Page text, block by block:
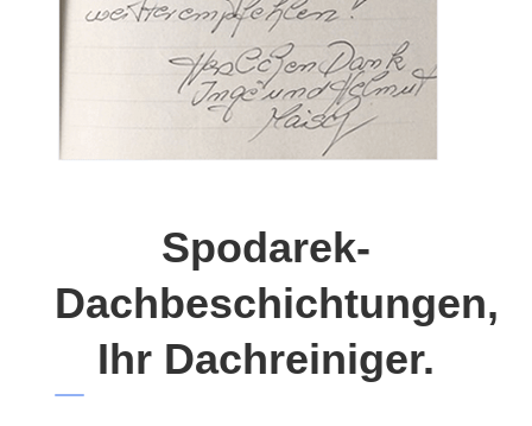
Spodarek-
Dachbeschichtungen,
Ihr Dachreiniger.